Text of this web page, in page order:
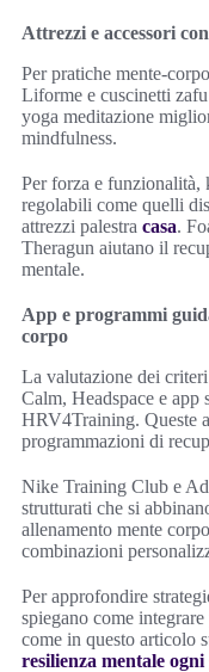
Attrezzi e accessori
Per pratiche mente-
Liforme e cuscinetti
yoga meditazione
mindfulness.
Per forza e funzionalità,
regolabili come quelli
attrezzi palestra casa.
Theragun aiutano il
mentale.
App e programmi
corpo
La valutazione dei criteri
Calm, Headspace e
HRV4Training. Queste
programmazioni di
Nike Training Club e
strutturati che si
allenamento mente
combinazioni
Per approfondire
spiegano come
come in questo articolo
resilienza mentale